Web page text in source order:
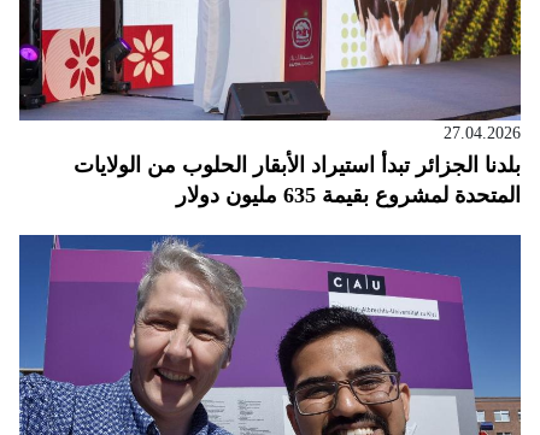
27.04.2026
بلدنا الجزائر تبدأ استيراد الأبقار الحلوب من الولايات
المتحدة لمشروع بقيمة 635 مليون دولار